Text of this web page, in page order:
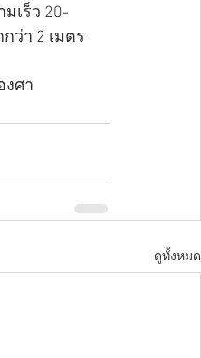
เร็ว 20-
า 2 เมตร
งศา
ดูทั้งหมด